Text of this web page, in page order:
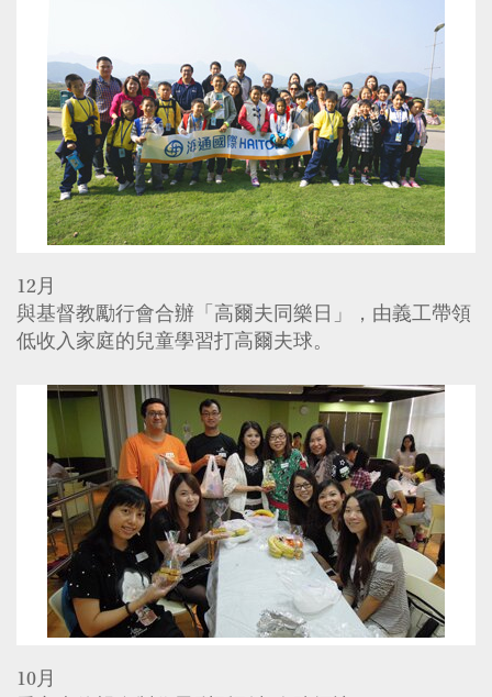
12月
與基督教勵行會合辦「高爾夫同樂日」，由義工帶領
低收入家庭的兒童學習打高爾夫球。
10月